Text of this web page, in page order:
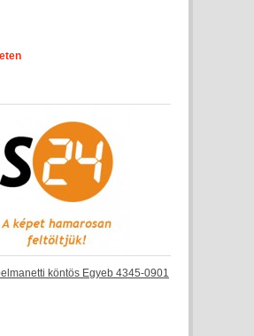
köntös Egyeb 4345-0901